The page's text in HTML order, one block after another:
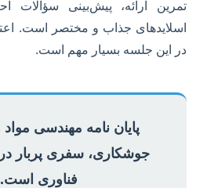
تمرین ارائه، پیش‌بینی سؤالات
اسلایدهای جذاب و مختصر است.
در این جلسه بسیار مهم است.
پایان نامه مهندسی مواد
جوشکاری، سفری پربار
فناوری است.